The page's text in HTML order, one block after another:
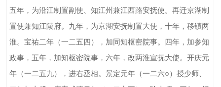
五年，为沿江制置副使、知江州兼江西路安抚使。再迁京湖制
置使兼知江陵府。九年，为京湖安抚制置大使，十年，移镇两
淮。宝祐二年（一二五四），加同知枢密院事。四年，加参知
政事，五年，加知枢密院事，六年，改两淮宣抚大使。开庆元
年（一二五九），进右丞相。景定元年（一二六○）授少师、